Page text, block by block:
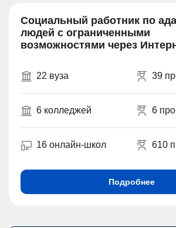
Социальный работник по
людей с ограниченными
возможностями через
22 вуза 39
6 колледжей 6
16 онлайн-школ 610
Подробнее